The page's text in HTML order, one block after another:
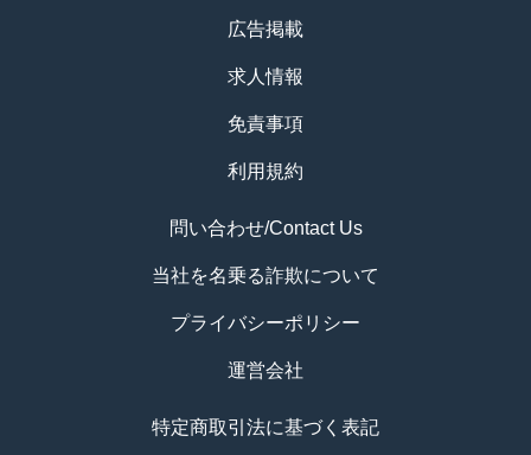
広告掲載
求人情報
免責事項
利用規約
問い合わせ/Contact Us
当社を名乗る詐欺について
プライバシーポリシー
運営会社
特定商取引法に基づく表記